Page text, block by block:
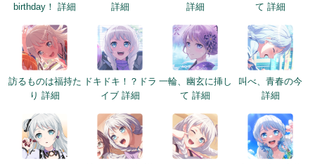
birthday！ 詳細
詳細
詳細
て 詳細
訪るものは福持た
り 詳細
ドキドキ！？ドラ
イブ 詳細
一輪、幽玄に挿し
て 詳細
叫べ、青春の今
詳細